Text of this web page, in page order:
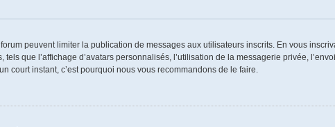
peuvent limiter la publication de messages aux utilisateurs inscrits. En vous
que l’affichage d’avatars personnalisés, l’utilisation de la messagerie privée,
court instant, c’est pourquoi nous vous recommandons de le faire.